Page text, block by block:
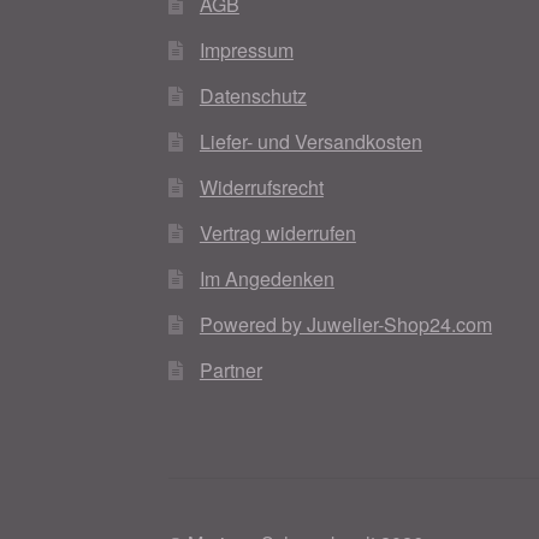
Impressum
Datenschutz
Liefer- und Versandkosten
Widerrufsrecht
Vertrag widerrufen
Im Angedenken
Powered by Juwelier-Shop24.com
Partner